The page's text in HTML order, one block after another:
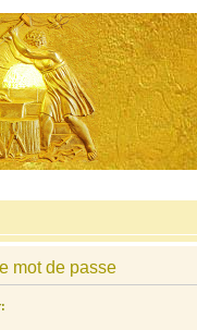
mot de passe